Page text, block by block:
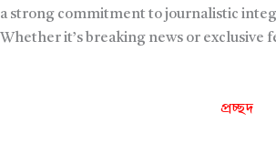
a strong commitment to journalistic
Whether it’s breaking news or exclusive
প্রচ্ছদ